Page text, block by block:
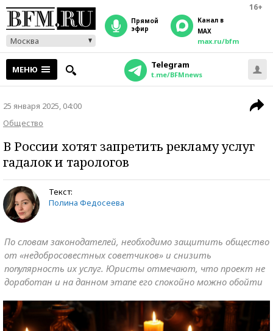
16+
Москва
прямой
эфир
Канал в
MAX
max.ru/bfm
МЕНЮ Telegram
t.me/BFMnews
25 января 2025, 04:00
Общество
В России хотят запретить рекламу услуг
гадалок и тарологов
Текст:
Полина Федосеева
По словам законодателей, необходимо защитить общество
от «недобросовестных советчиков» и снизить
популярность их услуг. Юристы отмечают, что проект не
доработан и на данном этапе его спокойно можно обойти